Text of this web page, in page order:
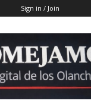
Sign in / Join